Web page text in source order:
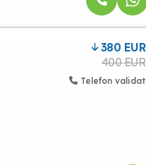
380 EUR
400 EUR
Telefon validat